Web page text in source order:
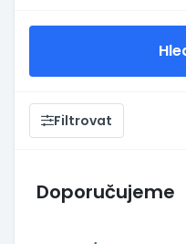
Filtrovat
Doporučujeme